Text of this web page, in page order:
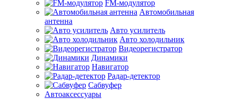
FM-модулятор
Автомобильная
антенна
Авто усилитель
Авто холодильник
Видеорегистратор
Динамики
Навигатор
Радар-детектор
Сабвуфер
Автоаксессуары